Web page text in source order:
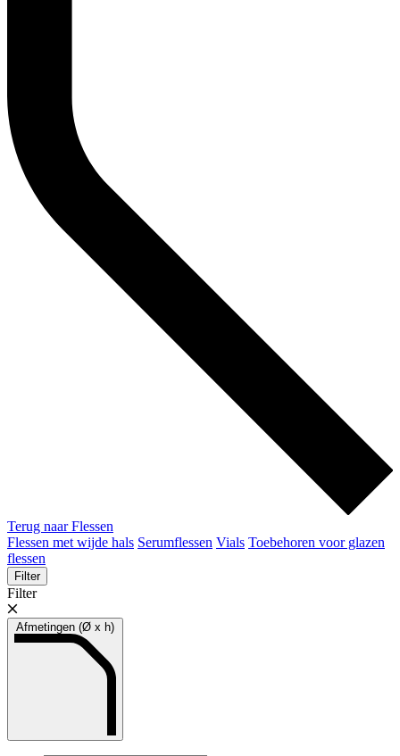
Terug naar Flessen
Flessen met wijde hals Serumflessen Vials Toebehoren voor glazen
flessen
Filter
Filter
Afmetingen (Ø x h)